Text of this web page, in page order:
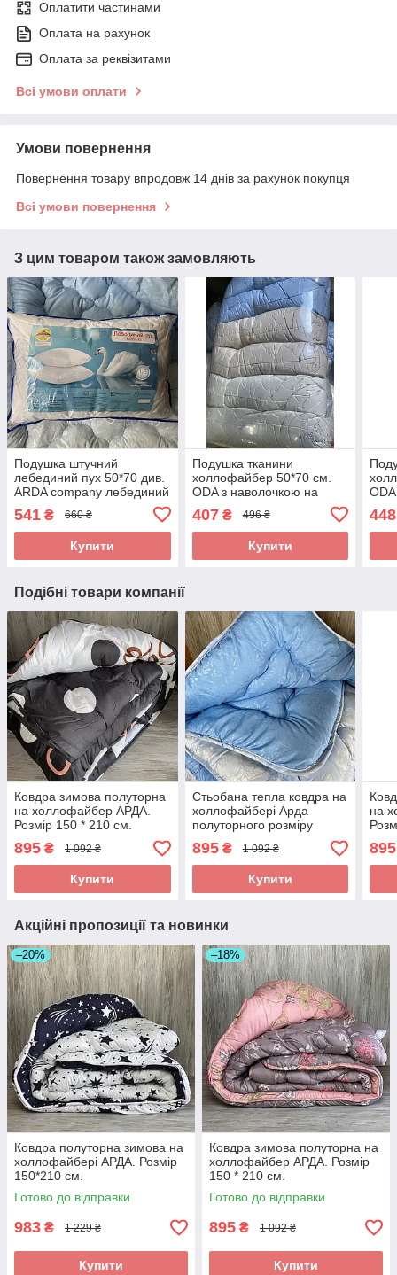
Оплатити частинами
Оплата на рахунок
Оплата за реквізитами
Всі умови оплати
Умови повернення
Повернення товару впродовж 14 днів за рахунок покупця
Всі умови повернення
З цим товаром також замовляють
Подушка штучний
лебединий пух 50*70 див.
ARDA company лебединий
пух. Чохол 100% бавовна
541 ₴ 660 ₴
Купити
Подушка тканини
холлофайбер 50*70 см.
ODA з наволочкою на
407₴ 496 ₴
Купити
448
Подібні товари компанії
Ковдра зимова полуторна
на холлофайбер АРДА.
Розмір 150 * 210 см.
895 ₴ 1 092 ₴
Купити
Стьобана тепла ковдра на
холлофайбері Арда
полуторного розміру
150*210 см.
895₴ 1 092 ₴
Купити
на
895
Акційні пропозиції та новинки
–20%
Ковдра полуторна зимова на
холлофайбері АРДА. Розмір
150*210 см.
Готово до відправки
983 ₴ 1 229 ₴
Купити
–18%
Ковдра зимова полуторна на
холлофайбер АРДА. Розмір
150 * 210 см.
Готово до відправки
895 ₴ 1 092 ₴
Купити